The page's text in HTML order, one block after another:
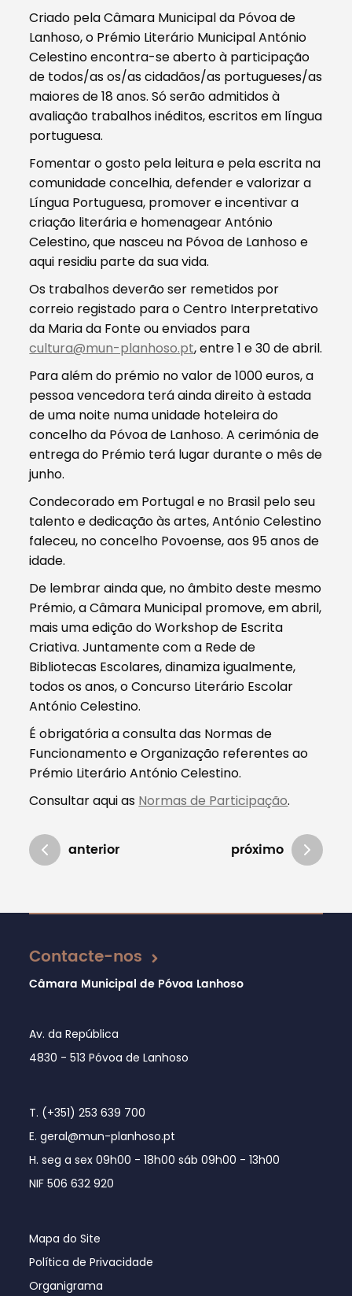
Criado pela Câmara Municipal da Póvoa de
Lanhoso, o Prémio Literário Municipal António
Celestino encontra-se aberto à participação
de todos/as os/as cidadãos/as portugueses/as
maiores de 18 anos. Só serão admitidos à
avaliação trabalhos inéditos, escritos em língua
portuguesa.
Fomentar o gosto pela leitura e pela escrita na
comunidade concelhia, defender e valorizar a
Língua Portuguesa, promover e incentivar a
criação literária e homenagear António
Celestino, que nasceu na Póvoa de Lanhoso e
aqui residiu parte da sua vida.
Os trabalhos deverão ser remetidos por
correio registado para o Centro Interpretativo
da Maria da Fonte ou enviados para
cultura@mun-planhoso.pt, entre 1 e 30 de abril.
Para além do prémio no valor de 1000 euros, a
pessoa vencedora terá ainda direito à estada
de uma noite numa unidade hoteleira do
concelho da Póvoa de Lanhoso. A cerimónia de
entrega do Prémio terá lugar durante o mês de
junho.
Condecorado em Portugal e no Brasil pelo seu
talento e dedicação às artes, António Celestino
faleceu, no concelho Povoense, aos 95 anos de
idade.
De lembrar ainda que, no âmbito deste mesmo
Prémio, a Câmara Municipal promove, em abril,
mais uma edição do Workshop de Escrita
Criativa. Juntamente com a Rede de
Bibliotecas Escolares, dinamiza igualmente,
todos os anos, o Concurso Literário Escolar
António Celestino.
É obrigatória a consulta das Normas de
Funcionamento e Organização referentes ao
Prémio Literário António Celestino.
Consultar aqui as Normas de Participação.
anterior próximo
Atualizado em 10/01/2020
Contacte-nos
Câmara Municipal de Póvoa Lanhoso
Av. da República
4830 - 513 Póvoa de Lanhoso
T. (+351) 253 639 700
E. geral@mun-planhoso.pt
H. seg a sex 09h00 - 18h00 sáb 09h00 - 13h00
NIF 506 632 920
Mapa do Site
Política de Privacidade
Organigrama